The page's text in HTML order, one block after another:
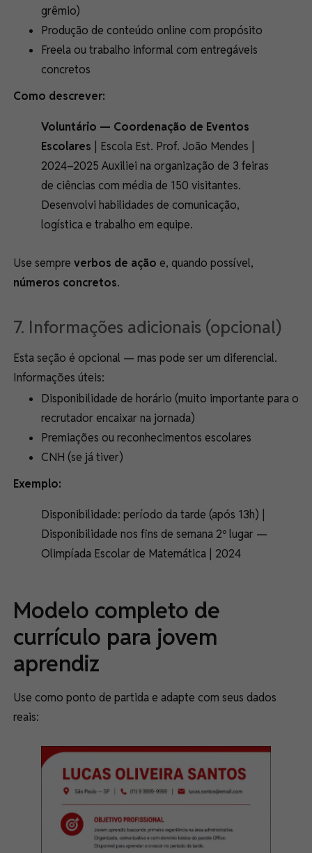
grêmio)
Produção de conteúdo online com propósito
Freela ou trabalho informal com entregáveis
concretos
Como descrever:
Voluntário — Coordenação de Eventos
Escolares | Escola Est. Prof. João Mendes |
2024–2025 Auxiliei na organização de 3 feiras
de ciências com média de 150 visitantes.
Desenvolvi habilidades de comunicação,
logística e trabalho em equipe.
Use sempre verbos de ação e, quando possível,
números concretos.
7. Informações adicionais (opcional)
Esta seção é opcional — mas pode ser um diferencial.
Informações úteis:
Disponibilidade de horário (muito importante para o
recrutador encaixar na jornada)
Premiações ou reconhecimentos escolares
CNH (se já tiver)
Exemplo:
Disponibilidade: período da tarde (após 13h) |
Disponibilidade nos fins de semana 2º lugar —
Olimpíada Escolar de Matemática | 2024
Modelo completo de
currículo para jovem
aprendiz
Use como ponto de partida e adapte com seus dados
reais: